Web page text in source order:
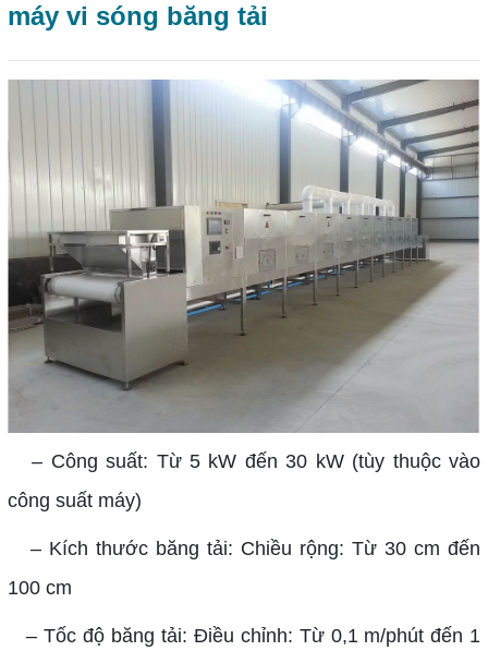
máy vi sóng băng tải
– Công suất: Từ 5 kW đến 30 kW (tùy thuộc vào
công suất máy)
– Kích thước băng tải: Chiều rộng: Từ 30 cm đến
100 cm
– Tốc độ băng tải: Điều chỉnh: Từ 0,1 m/phút đến 1